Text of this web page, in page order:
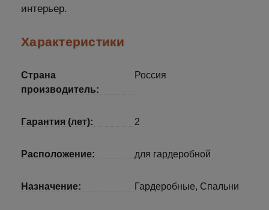
интерьер.
Характеристики
Страна
производитель:
Россия
Гарантия (лет): 2
Расположение: для гардеробной
Назначение: Гардеробные, Спальни